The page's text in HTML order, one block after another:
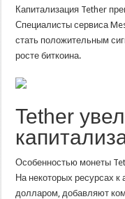
Капитализация Tether
Специалисты сервиса
стать положительным
росте биткоина.
Tether
Особенностью монеты
На некоторых ресурсах
долларом, добавляют